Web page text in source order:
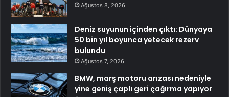
Ağustos 8, 2026
Deniz suyunun içinden çıktı: Dünyaya
50 bin yıl boyunca yetecek rezerv
bulundu
Ağustos 7, 2026
BMW, marş motoru arızası nedeniyle
yine geniş çaplı geri çağırma yapıyor